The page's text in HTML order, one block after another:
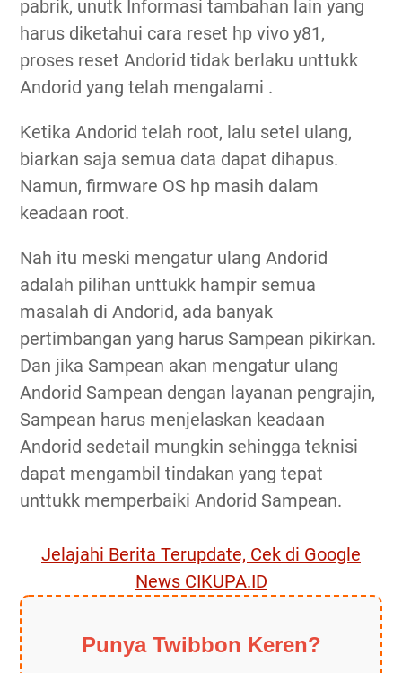
pabrik, unutk Informasi tambahan lain yang
harus diketahui cara reset hp vivo y81,
proses reset Andorid tidak berlaku unttukk
Andorid yang telah mengalami .
Ketika Andorid telah root, lalu setel ulang,
biarkan saja semua data dapat dihapus.
Namun, firmware OS hp masih dalam
keadaan root.
Nah itu meski mengatur ulang Andorid
adalah pilihan unttukk hampir semua
masalah di Andorid, ada banyak
pertimbangan yang harus Sampean pikirkan.
Dan jika Sampean akan mengatur ulang
Andorid Sampean dengan layanan pengrajin,
Sampean harus menjelaskan keadaan
Andorid sedetail mungkin sehingga teknisi
dapat mengambil tindakan yang tepat
unttukk memperbaiki Andorid Sampean.
Jelajahi Berita Terupdate, Cek di Google
News CIKUPA.ID
Punya Twibbon Keren?